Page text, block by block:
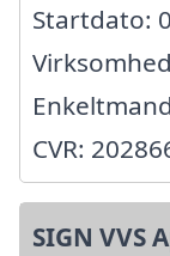
Startdato:
CVR:
SIGN VVS